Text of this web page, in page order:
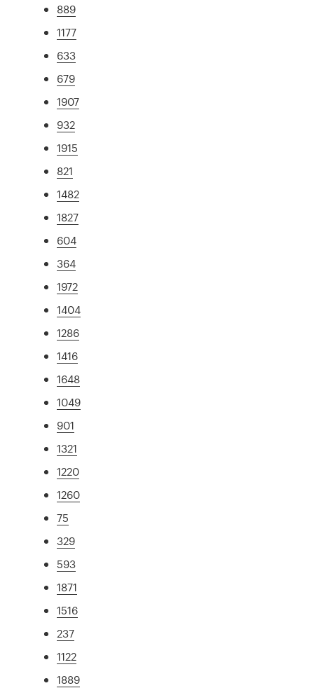
889
1177
633
679
1907
932
1915
821
1482
1827
604
364
1972
1404
1286
1416
1648
1049
901
1321
1220
1260
75
329
593
1871
1516
237
1122
1889